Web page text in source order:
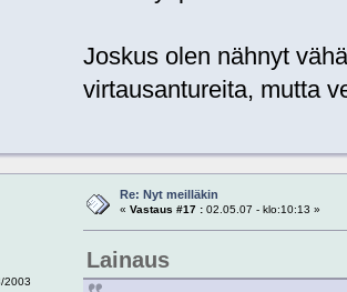
Joskus olen nähnyt
virtausantureita, mutta
2003
Re: Nyt meilläkin
« Vastaus #17 :02.05.07 - klo:10:13 »
Lainaus